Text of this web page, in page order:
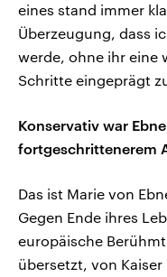
eines stand immer
Überzeugung, dass
werde, ohne ihr eine
Schritte eingeprägt
Konservativ war
fortgeschrittenerem
Das ist Marie von
Gegen Ende ihres
europäische
übersetzt, von